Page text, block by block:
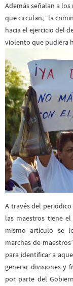
Además señalan a
que circulan, “la
hacia el ejercicio del
violento que pudiera
A través del
las maestros tiene
mismo artículo se
marchas de
para identificar a
generar divisiones y
por parte del